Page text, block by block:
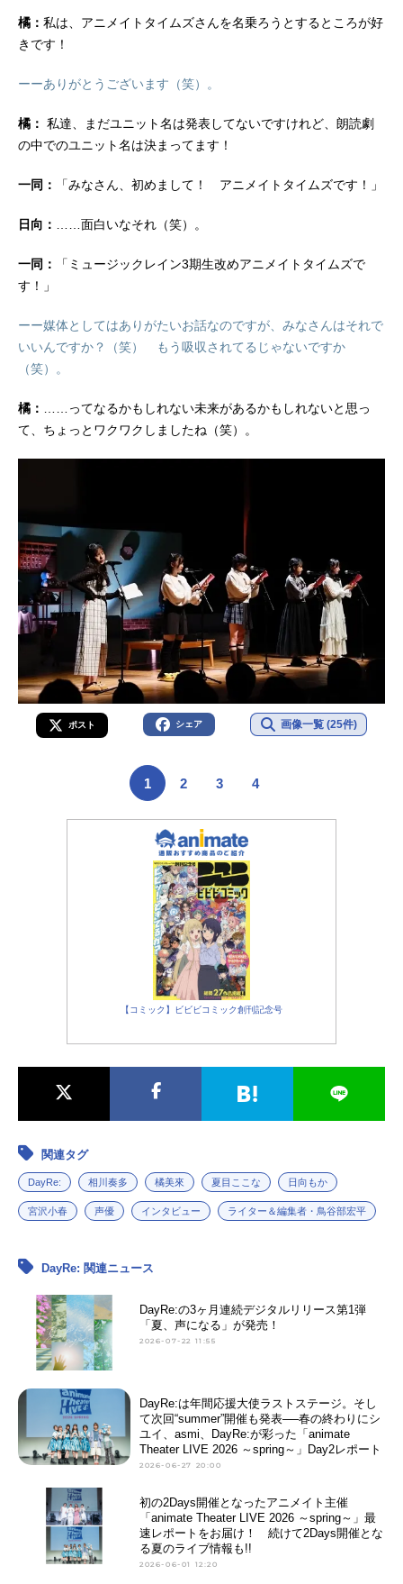
橘： 私は、アニメイトタイムズさんを名乗ろうとするところが好
きです！
ーーありがとうございます（笑）。
橘： 私達、まだユニット名は発表してないですけれど、朗読劇
の中でのユニット名は決まってます！
一同： 「みなさん、初めまして！ アニメイトタイムズです！」
日向： ……面白いなそれ（笑）。
一同：
「ミュージックレイン3期生改めアニメイトタイムズで
す！」
ーー媒体としてはありがたいお話なのですが、みなさんはそれで
いいんですか？（笑） もう吸収されてるじゃないですか
（笑）。
橘： ……ってなるかもしれない未来があるかもしれないと思っ
て、ちょっとワクワクしましたね（笑）。
ポスト シェア 画像一覧 (25件)
1 2 3 4
【コミック】ビビビコミック創刊記念号
関連タグ
DayRe: 相川奏多 橘美來 夏目ここな 日向もか
宮沢小春 声優 インタビュー ライター＆編集者・鳥谷部宏平
DayRe: 関連ニュース
DayRe:の3ヶ月連続デジタルリリース第1弾
「夏、声になる」が発売！
2026-07-22 11:55
DayRe:は年間応援大使ラストステージ。そし
て次回“summer”開催も発表──春の終わりにシ
ユイ、asmi、DayRe:が彩った「animate
Theater LIVE 2026 ～spring～」Day2レポート
2026-06-27 20:00
初の2Days開催となったアニメイト主催
「animate Theater LIVE 2026 ～spring～」最
速レポートをお届け！ 続けて2Days開催とな
る夏のライブ情報も!!
2026-06-01 12:20